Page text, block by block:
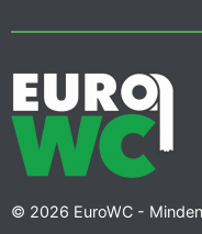
© 2026 EuroWC -